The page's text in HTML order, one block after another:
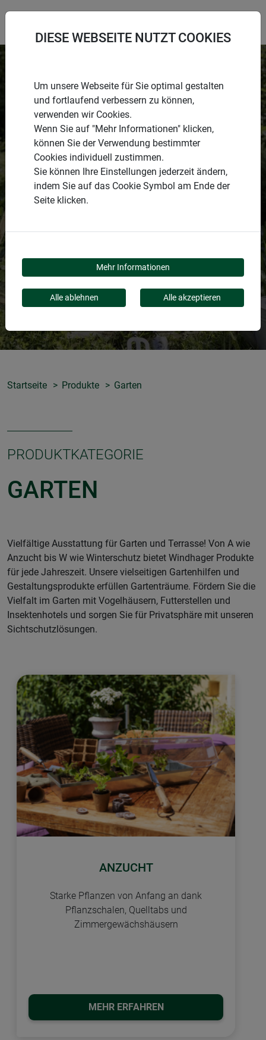
PRODUKTKATEGORIE
GARTEN
Startseite Produkte Garten
PRODUKTKATEGORIE
GARTEN
Vielfältige Ausstattung für Garten und Terrasse! Von A wie
Anzucht bis W wie Winterschutz bietet Windhager Produkte
für jede Jahreszeit. Unsere vielseitigen Gartenhilfen und
Gestaltungsprodukte erfüllen Gartenträume. Fördern Sie die
Vielfalt im Garten mit Vogelhäusern, Futterstellen und
Insektenhotels und sorgen Sie für Privatsphäre mit unseren
Sichtschutzlösungen.
ANZUCHT
Starke Pflanzen von Anfang an dank
Pflanzschalen, Quelltabs und
Zimmergewächshäusern
MEHR ERFAHREN
DIESE WEBSEITE NUTZT COOKIES
Um unsere Webseite für Sie optimal gestalten
und fortlaufend verbessern zu können,
verwenden wir Cookies.
Wenn Sie auf "Mehr Informationen" klicken,
können Sie der Verwendung bestimmter
Cookies individuell zustimmen.
Sie können Ihre Einstellungen jederzeit ändern,
indem Sie auf das Cookie Symbol am Ende der
Seite klicken.
Mehr Informationen
Alle ablehnen Alle akzeptieren